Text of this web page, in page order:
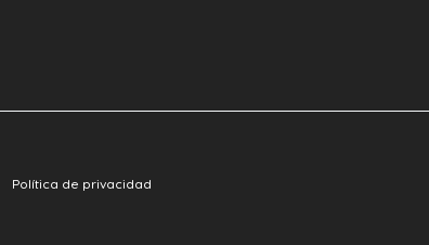
Política de privacidad